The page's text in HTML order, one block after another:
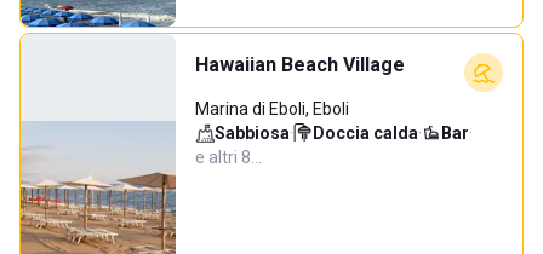
Hawaiian Beach Village
Marina di Eboli, Eboli
Sabbiosa· Doccia calda· Bar·
e altri 8…